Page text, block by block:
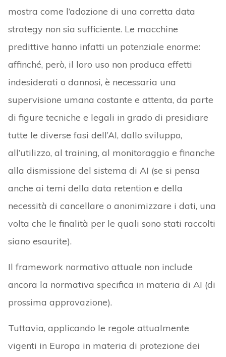
mostra come l’adozione di una corretta data
strategy non sia sufficiente. Le macchine
predittive hanno infatti un potenziale enorme:
affinché, però, il loro uso non produca effetti
indesiderati o dannosi, è necessaria una
supervisione umana costante e attenta, da parte
di figure tecniche e legali in grado di presidiare
tutte le diverse fasi dell’AI, dallo sviluppo,
all’utilizzo, al training, al monitoraggio e finanche
alla dismissione del sistema di AI (se si pensa
anche ai temi della data retention e della
necessità di cancellare o anonimizzare i dati, una
volta che le finalità per le quali sono stati raccolti
siano esaurite).
Il framework normativo attuale non include
ancora la normativa specifica in materia di AI (di
prossima approvazione).
Tuttavia, applicando le regole attualmente
vigenti in Europa in materia di protezione dei